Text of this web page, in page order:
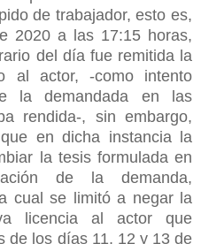
de trabajador, esto es,
2020 a las 17:15 horas,
del día fue remitida la
al actor, -como intento
la demandada en las
rendida-, sin embargo,
en dicha instancia la
la tesis formulada en
de la demanda,
cual se limitó a negar la
licencia al actor que
de los días 11, 12 y 13 de